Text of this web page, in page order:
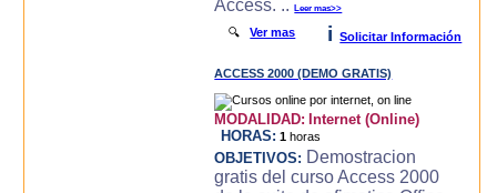
Access. ..Leer mas>>
🔍Ver mas i Solicitar Información
ACCESS 2000 (DEMO GRATIS)
MODALIDAD: Internet (Online)
HORAS: 1 horas
OBJETIVOS: Demostracion
gratis del curso Access 2000